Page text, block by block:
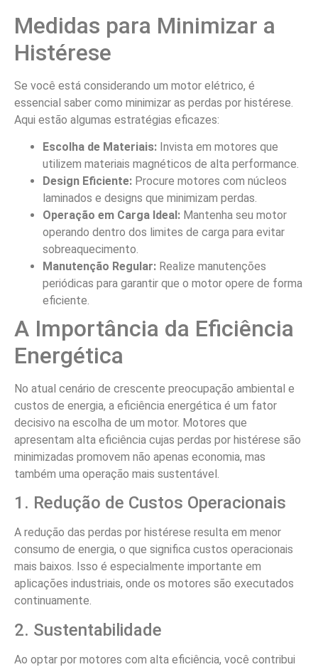
Medidas para Minimizar a
Histérese
Se você está considerando um motor elétrico, é
essencial saber como minimizar as perdas por histérese.
Aqui estão algumas estratégias eficazes:
Escolha de Materiais: Invista em motores que
utilizem materiais magnéticos de alta performance.
Design Eficiente: Procure motores com núcleos
laminados e designs que minimizam perdas.
Operação em Carga Ideal: Mantenha seu motor
operando dentro dos limites de carga para evitar
sobreaquecimento.
Manutenção Regular: Realize manutenções
periódicas para garantir que o motor opere de forma
eficiente.
A Importância da Eficiência
Energética
No atual cenário de crescente preocupação ambiental e
custos de energia, a eficiência energética é um fator
decisivo na escolha de um motor. Motores que
apresentam alta eficiência cujas perdas por histérese são
minimizadas promovem não apenas economia, mas
também uma operação mais sustentável.
1. Redução de Custos Operacionais
A redução das perdas por histérese resulta em menor
consumo de energia, o que significa custos operacionais
mais baixos. Isso é especialmente importante em
aplicações industriais, onde os motores são executados
continuamente.
2. Sustentabilidade
Ao optar por motores com alta eficiência, você contribui